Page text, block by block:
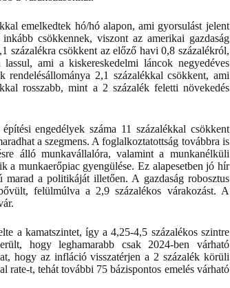
emelkedtek hó/hó alapon, ami gyorsulást jelent
csökkennek, viszont az amerikai gazdaság
százalékra csökkent az előző havi 0,8 százalékról,
ami a kiskereskedelmi láncok negyedéves
2,1 százalékkal csökkent, ami
rosszabb, mint a 2 százalék feletti növekedés
engedélyek száma 11 százalékkal csökkent
a szegmens. A foglalkoztatottság továbbra is
álló munkavállalóra, valamint a munkanélküli
a munkaerőpiac gyengülése. Ez alapesetben jó hír
a politikáját illetően. A gazdaság robosztus
felülmúlva a 2,9 százalékos várakozást. A
a kamatszintet, így a 4,25-4,5 százalékos szintre
hogy leghamarabb csak 2024-ben várható
hogy az infláció visszatérjen a 2 százalék körüli
rate-t, tehát további 75 bázispontos emelés várható